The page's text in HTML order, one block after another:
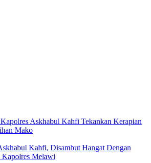
Askhabul Kahfi Tekankan Kerapian
Mako
Kahfi, Disambut Hangat Dengan
Kapolres Melawi